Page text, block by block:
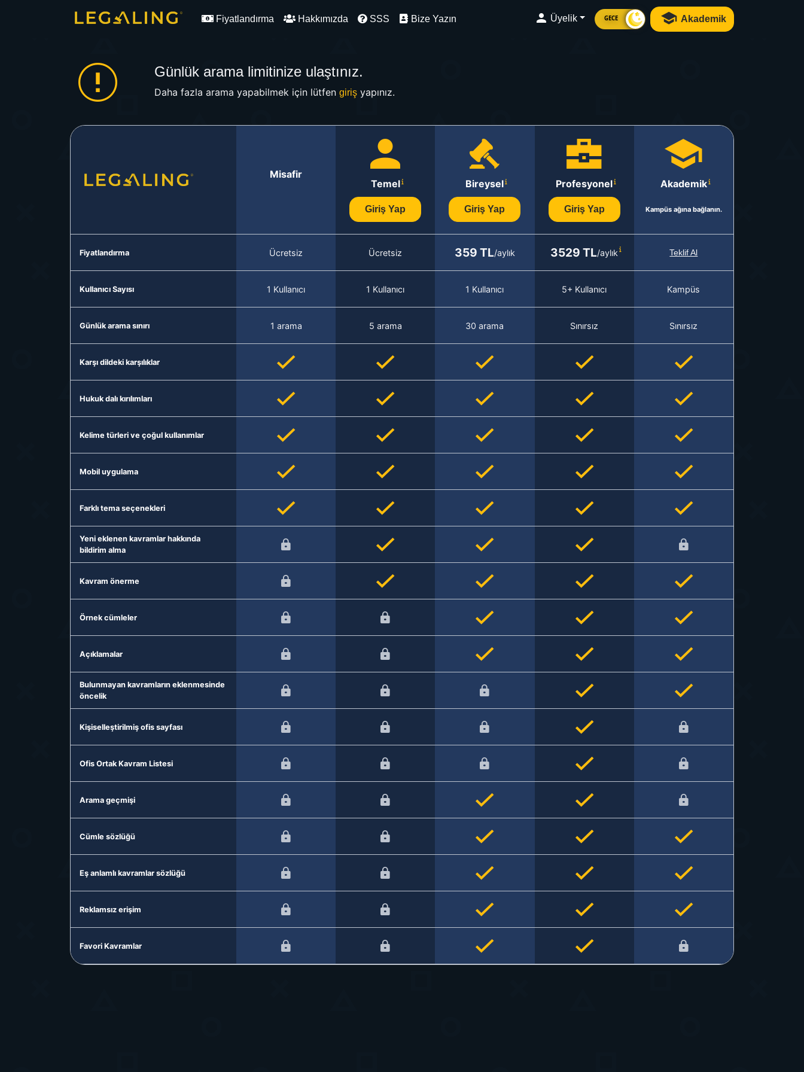
Fiyatlandırma Hakkımızda SSS Bize Yazın Üyelik GECE Akademik
Günlük arama limitinize ulaştınız.
Daha fazla arama yapabilmek için lütfen girişyapınız.
Misafir
Temel
Giriş Yap
Bireysel
Giriş Yap
Profesyonel
Giriş Yap
Akademik
Kampüs ağına bağlanın.
Fiyatlandırma Ücretsiz Ücretsiz 359 TL/aylık 3529 TL/aylık Teklif Al
Kullanıcı Sayısı 1 Kullanıcı 1 Kullanıcı 1 Kullanıcı 5+ Kullanıcı Kampüs
Günlük arama sınırı 1 arama 5 arama 30 arama Sınırsız Sınırsız
Karşı dildeki karşılıklar
Hukuk dalı kırılımları
Kelime türleri ve çoğul kullanımlar
Mobil uygulama
Farklı tema seçenekleri
Yeni eklenen kavramlar hakkında
bildirim alma
Kavram önerme
Örnek cümleler
Açıklamalar
Bulunmayan kavramların eklenmesinde
öncelik
Kişiselleştirilmiş ofis sayfası
Ofis Ortak Kavram Listesi
Arama geçmişi
Cümle sözlüğü
Eş anlamlı kavramlar sözlüğü
Reklamsız erişim
Favori Kavramlar